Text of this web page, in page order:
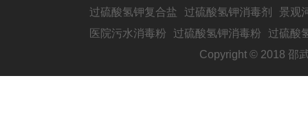
过硫酸氢钾复合盐 过硫酸氢钾消毒剂
景观
医院污水消毒粉
过硫酸氢钾消毒粉
过硫酸
Copyright © 2018 邵